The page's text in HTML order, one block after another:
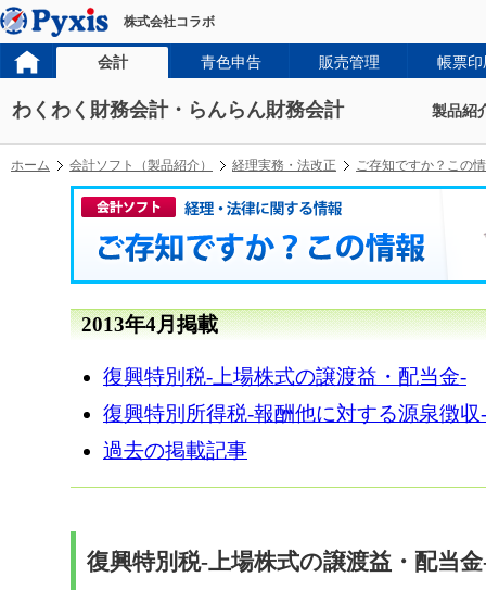
株式会社コラボ
会計 青色申告 販売管理 帳票印
わくわく財務会計・らんらん財務会計 製品紹
ホーム 会計ソフト（製品紹介） 経理実務・法改正 ご存知ですか？この
2013年4月掲載
復興特別税-上場株式の譲渡益・配当金-
復興特別所得税-報酬他に対する源泉徴収-
過去の掲載記事
復興特別税-上場株式の譲渡益・配当